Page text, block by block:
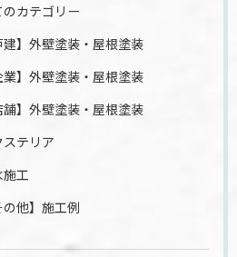
のカテゴリー
建】外壁塗装・屋根塗装
業】外壁塗装・屋根塗装
舗】外壁塗装・屋根塗装
テリア
施工
の他】施工例